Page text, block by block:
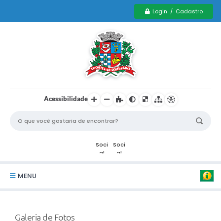
Login / Cadastro
Acessibilidade
MENU
Galeria de Fotos